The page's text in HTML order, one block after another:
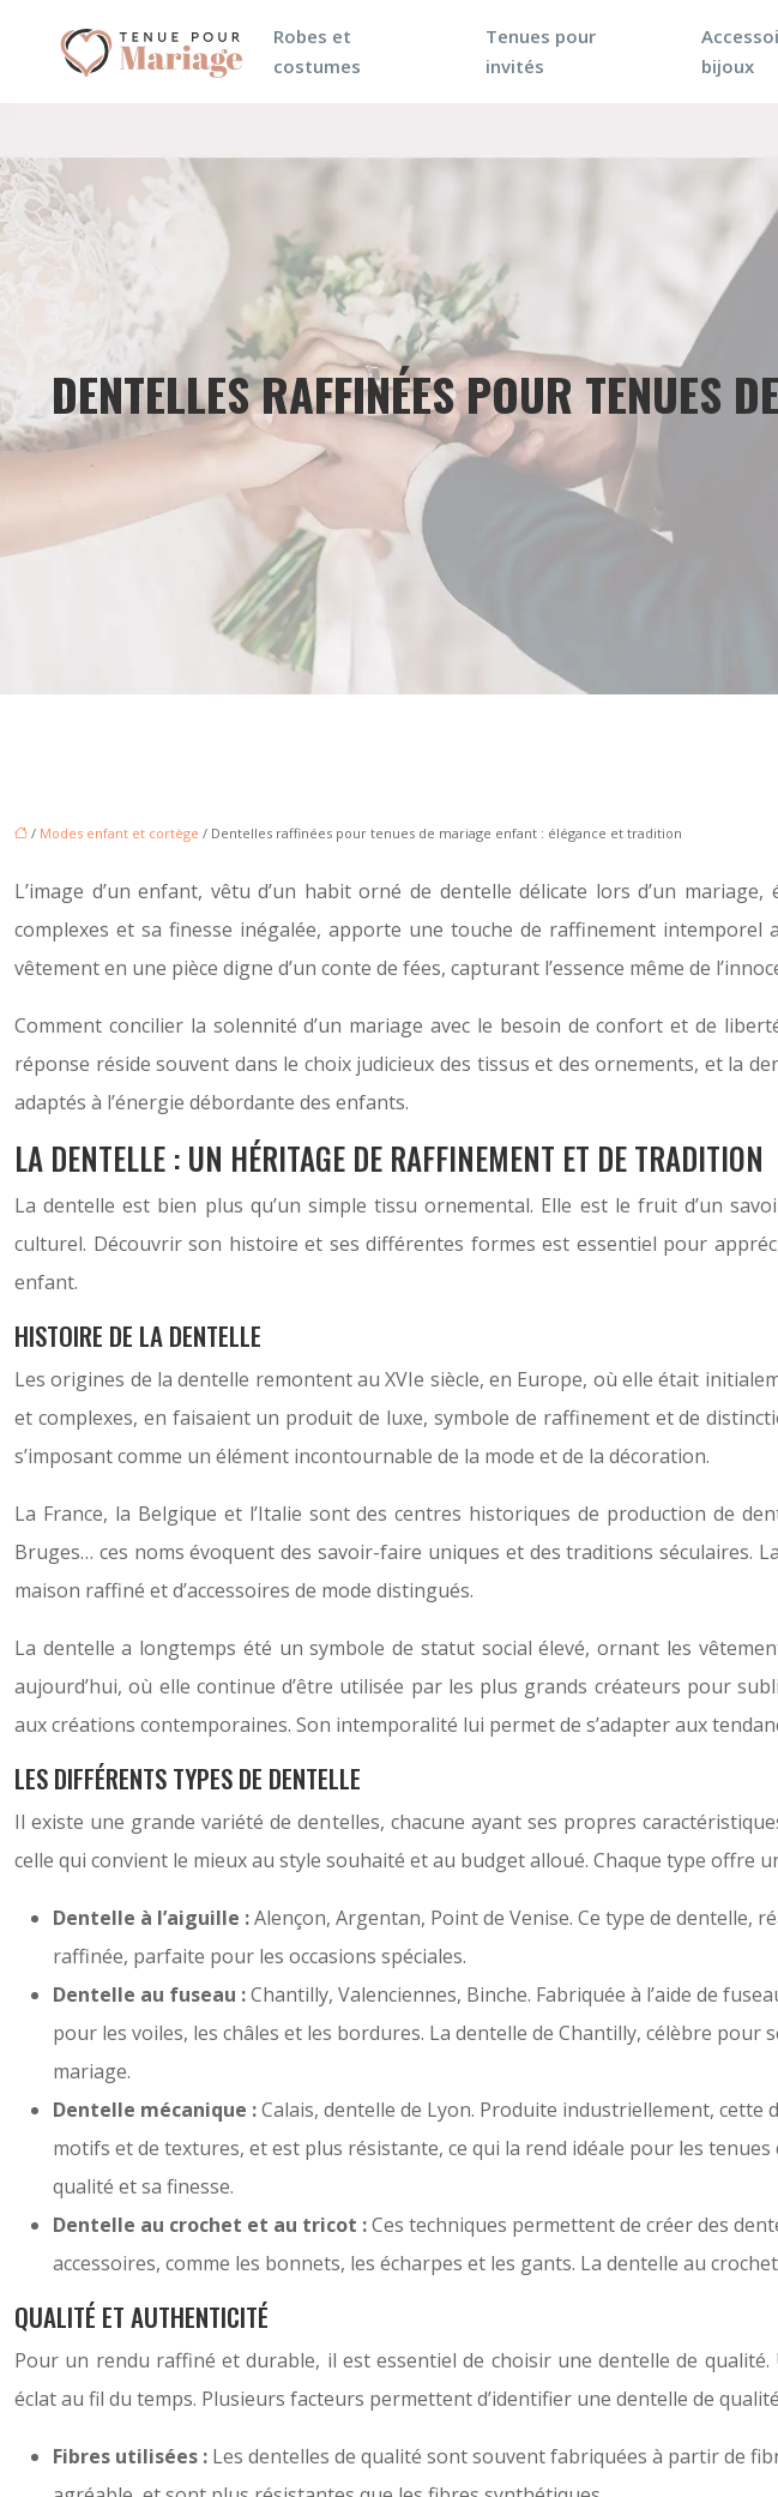
Robes et
costumes
Tenues pour
invités
bijoux
DENTELLES RAFFINÉES POUR TENUES
/ Modes enfant et cortège / Dentelles raffinées pour tenues de mariage enfant : élégance et tradition
L’image d’un enfant, vêtu d’un habit orné de dentelle délicate lors d’un
complexes et sa finesse inégalée, apporte une touche de raffinement
vêtement en une pièce digne d’un conte de fées, capturant l’essence même de
Comment concilier la solennité d’un mariage avec le besoin de confort et de
réponse réside souvent dans le choix judicieux des tissus et des ornements, et la
adaptés à l’énergie débordante des enfants.
LA DENTELLE : UN HÉRITAGE DE RAFFINEMENT ET DE TRADITION
La dentelle est bien plus qu’un simple tissu ornemental. Elle est le fruit d’un
culturel. Découvrir son histoire et ses différentes formes est essentiel pour
enfant.
HISTOIRE DE LA DENTELLE
Les origines de la dentelle remontent au XVIe siècle, en Europe, où elle était
et complexes, en faisaient un produit de luxe, symbole de raffinement et de
s’imposant comme un élément incontournable de la mode et de la décoration.
La France, la Belgique et l’Italie sont des centres historiques de production de
Bruges… ces noms évoquent des savoir-faire uniques et des traditions séculaires.
maison raffiné et d’accessoires de mode distingués.
La dentelle a longtemps été un symbole de statut social élevé, ornant les
aujourd’hui, où elle continue d’être utilisée par les plus grands créateurs pour
aux créations contemporaines. Son intemporalité lui permet de s’adapter aux
LES DIFFÉRENTS TYPES DE DENTELLE
Il existe une grande variété de dentelles, chacune ayant ses propres
celle qui convient le mieux au style souhaité et au budget alloué. Chaque type offre
Dentelle à l’aiguille :Alençon, Argentan, Point de Venise. Ce type de dentelle,
raffinée, parfaite pour les occasions spéciales.
Dentelle au fuseau :Chantilly, Valenciennes, Binche. Fabriquée à l’aide de
pour les voiles, les châles et les bordures. La dentelle de Chantilly, célèbre
mariage.
Dentelle mécanique :Calais, dentelle de Lyon. Produite industriellement,
motifs et de textures, et est plus résistante, ce qui la rend idéale pour les
qualité et sa finesse.
Dentelle au crochet et au tricot :Ces techniques permettent de créer des
accessoires, comme les bonnets, les écharpes et les gants. La dentelle au
QUALITÉ ET AUTHENTICITÉ
Pour un rendu raffiné et durable, il est essentiel de choisir une dentelle de
éclat au fil du temps. Plusieurs facteurs permettent d’identifier une dentelle de
Fibres utilisées : Les dentelles de qualité sont souvent fabriquées à partir de